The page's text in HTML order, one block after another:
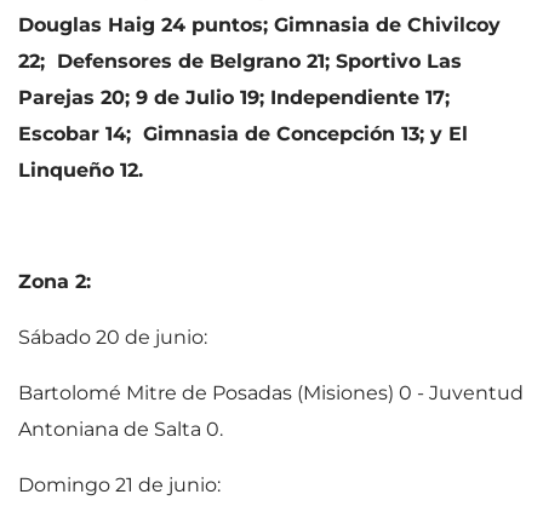
Douglas Haig 24 puntos; Gimnasia de Chivilcoy
22; Defensores de Belgrano 21; Sportivo Las
Parejas 20; 9 de Julio 19; Independiente 17;
Escobar 14; Gimnasia de Concepción 13; y El
Linqueño 12.
Zona 2:
Sábado 20 de junio:
Bartolomé Mitre de Posadas (Misiones) 0 - Juventud
Antoniana de Salta 0.
Domingo 21 de junio: